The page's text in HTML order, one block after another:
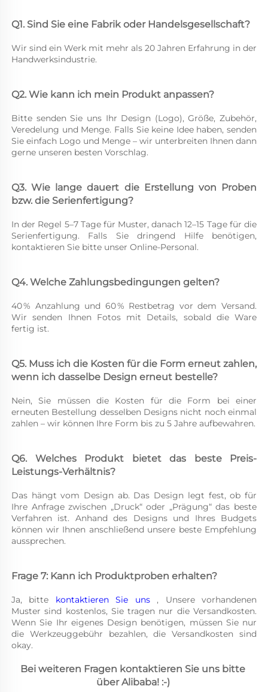
Q1. Sind Sie eine Fabrik oder Handelsgesellschaft?
Wir sind ein Werk mit mehr als 20 Jahren Erfahrung in der
Handwerksindustrie.
Q2. Wie kann ich mein Produkt anpassen?
Bitte senden Sie uns Ihr Design (Logo), Größe, Zubehör,
Veredelung und Menge. Falls Sie keine Idee haben, senden
Sie einfach Logo und Menge – wir unterbreiten Ihnen dann
gerne unseren besten Vorschlag.
Q3. Wie lange dauert die Erstellung von Proben
bzw. die Serienfertigung?
In der Regel 5–7 Tage für Muster, danach 12–15 Tage für die
Serienfertigung. Falls Sie dringend Hilfe benötigen,
kontaktieren Sie bitte unser Online-Personal.
Q4. Welche Zahlungsbedingungen gelten?
40 % Anzahlung und 60 % Restbetrag vor dem Versand.
Wir senden Ihnen Fotos mit Details, sobald die Ware
fertig ist.
Q5. Muss ich die Kosten für die Form erneut zahlen,
wenn ich dasselbe Design erneut bestelle?
Nein, Sie müssen die Kosten für die Form bei einer
erneuten Bestellung desselben Designs nicht noch einmal
Q6. Welches Produkt bietet das beste Preis-
Leistungs-Verhältnis?
Das hängt vom Design ab. Das Design legt fest, ob für
Ihre Anfrage zwischen „Druck“ oder „Prägung“ das beste
Verfahren ist. Anhand des Designs und Ihres Budgets
können wir Ihnen anschließend unsere beste Empfehlung
aussprechen.
Frage 7: Kann ich Produktproben erhalten?
Ja, bitte kontaktieren Sie uns , Unsere vorhandenen
Muster sind kostenlos, Sie tragen nur die Versandkosten.
Wenn Sie Ihr eigenes Design benötigen, müssen Sie nur
die Werkzeuggebühr bezahlen, die Versandkosten sind
okay.
Bei weiteren Fragen kontaktieren Sie uns bitte
über Alibaba! :-)